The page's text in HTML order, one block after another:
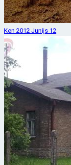
Ken 2012 Junijs 12